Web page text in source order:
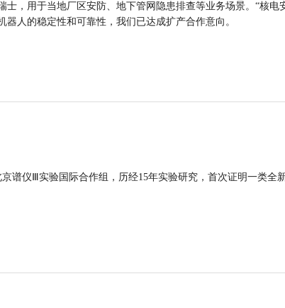
，用于当地厂区安防、地下管网隐患排查等业务场景。“核电
人的稳定性和可靠性，我们已达成扩产合作意向。
谱仪Ⅲ实验国际合作组，历经15年实验研究，首次证明一类全